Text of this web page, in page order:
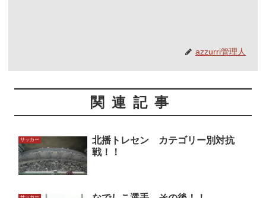
azzurri管理人
関連記事
サッカー
北播トレセン カテゴリー別対抗
戦！！